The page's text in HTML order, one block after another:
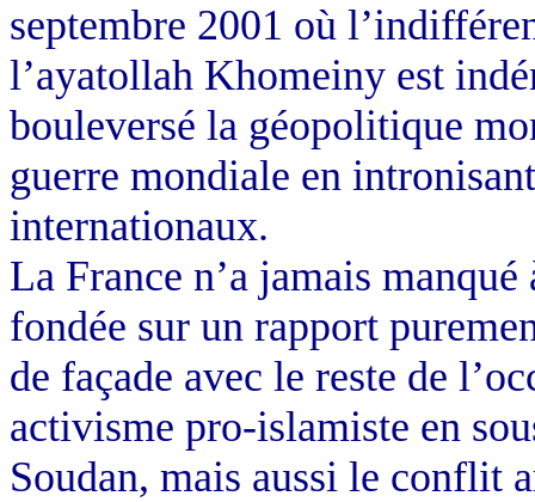
septembre 2001 où
l’ayatollah Khomeiny est
bouleversé la géopolitique
guerre mondiale en
internationaux.
La France n’a jamais
fondée sur un rapport
de façade avec le reste de
activisme pro-islamiste en
Soudan, mais aussi le conflit